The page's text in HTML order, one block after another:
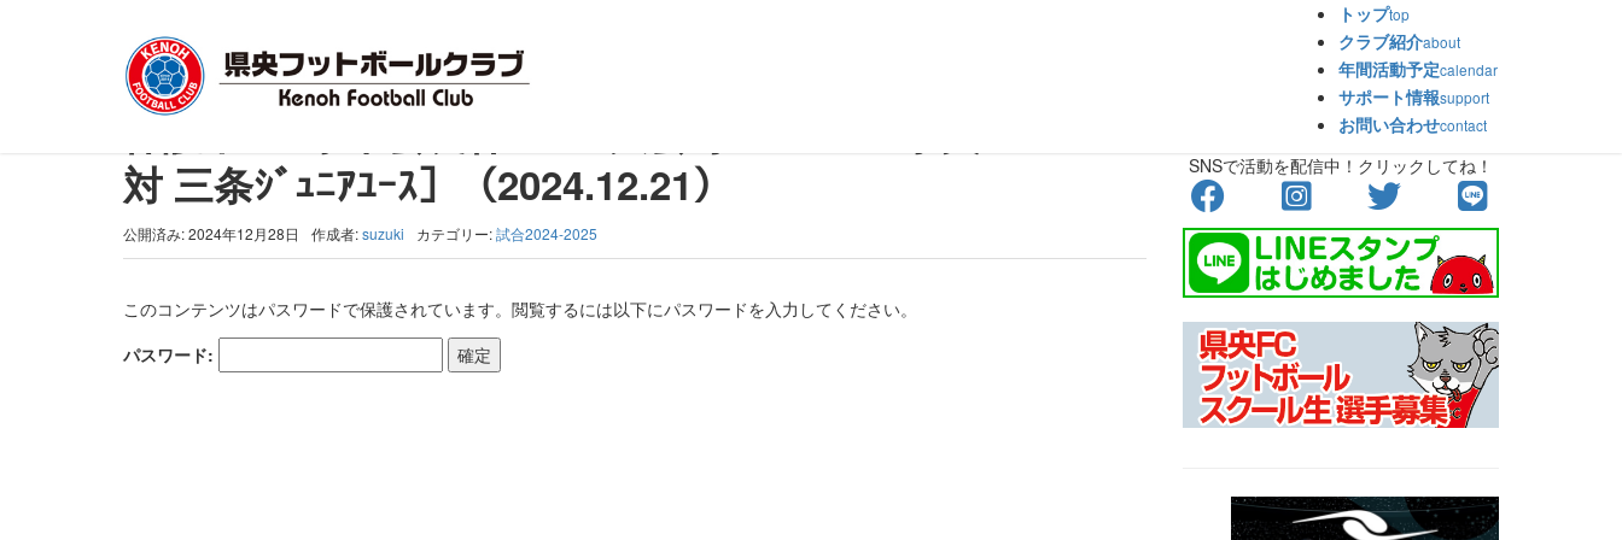
トップtop
クラブ紹介about
年間活動予定calendar
サポート情報support
お問い合わせcontact
トップ>試合2024-2025>保護中: 三条市会長杯ﾌｯﾄｻﾙ大会 予選ﾘｰｸﾞ［県央FC blue 対 三条ｼﾞｭﾆｱﾕｰｽ］（2024.12.21）
保護中: 三条市会長杯ﾌｯﾄｻﾙ大会 予選ﾘｰｸﾞ［県央FC blue
対 三条ｼﾞｭﾆｱﾕｰｽ］（2024.12.21）
公開済み: 2024年12月28日 作成者:suzuki カテゴリー:試合2024-2025
このコンテンツはパスワードで保護されています。閲覧するには以下にパスワードを入力してください。
パスワード:
SNSで活動を配信中！クリックしてね！